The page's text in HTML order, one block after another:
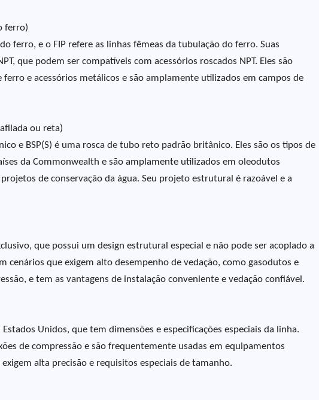
ferro)
ferro, e o FIP refere as linhas fêmeas da tubulação do ferro. Suas
que podem ser compatíveis com acessórios roscados NPT. Eles são
e acessórios metálicos e são amplamente utilizados em campos de
ou reta)
e BSP(S) é uma rosca de tubo reto padrão britânico. Eles são os tipos de
da Commonwealth e são amplamente utilizados em oleodutos
de conservação da água. Seu projeto estrutural é razoável e a
que possui um design estrutural especial e não pode ser acoplado a
cenários que exigem alto desempenho de vedação, como gasodutos e
e tem as vantagens de instalação conveniente e vedação confiável.
Unidos, que tem dimensões e especificações especiais da linha.
de compressão e são frequentemente usadas em equipamentos
alta precisão e requisitos especiais de tamanho.